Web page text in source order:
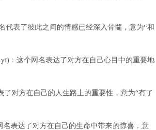
代表了彼此之间的情感已经深入骨髓，意为“和
：这个网名表达了对方在自己心目中的重要地
对方在自己的人生路上的重要性，意为“有了
名表达了对方在自己的生命中带来的惊喜，意